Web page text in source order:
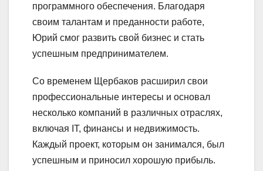
программного обеспечения. Благодаря
своим талантам и преданности работе,
Юрий смог развить свой бизнес и стать
успешным предпринимателем.
Со временем Щербаков расширил свои
профессиональные интересы и основал
несколько компаний в различных отраслях,
включая IT, финансы и недвижимость.
Каждый проект, которым он занимался, был
успешным и приносил хорошую прибыль.